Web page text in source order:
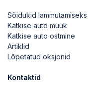
Sõidukid lammutamiseks
Katkise auto müük
Katkise auto ostmine
Artiklid
Lõpetatud oksjonid
Kontaktid